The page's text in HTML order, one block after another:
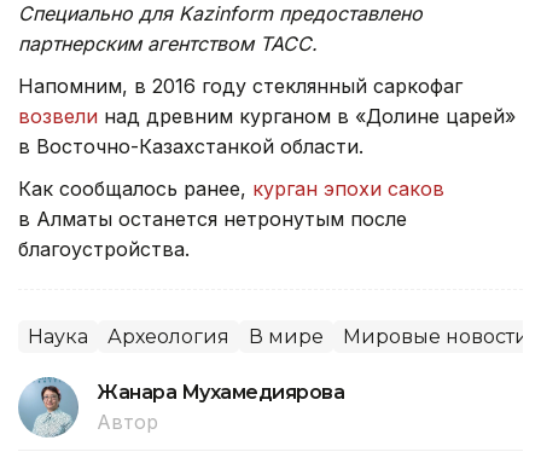
Специально для Kazinform предоставлено
партнерским агентством ТАСС.
Напомним, в 2016 году стеклянный саркофаг
возвели над древним курганом в «Долине царей»
в Восточно-Казахстанкой области.
Как сообщалось ранее, курган эпохи саков
в Алматы останется нетронутым после
благоустройства.
Наука Археология В мире Мировые новости
Жанара Мухамедиярова
Автор